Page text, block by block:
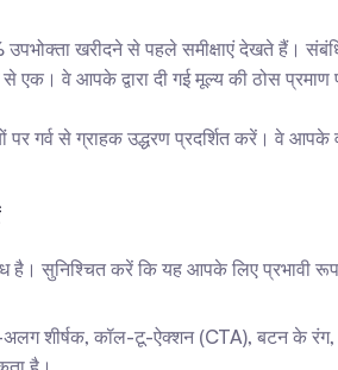
खरीदने से पहले समीक्षाएं देखते हैं।
एक। वे आपके द्वारा दी गई मूल्य की ठोस
पर गर्व से ग्राहक उद्धरण प्रदर्शित करें। वे आपके
सुनिश्चित करें कि यह आपके लिए प्रभावी
शीर्षक, कॉल-टू-ऐक्शन (CTA), बटन के